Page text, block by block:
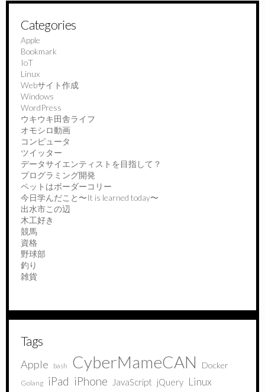
Categories
Apple
Bookmark
IoT
Linux
Webサイト作成
Windows
WordPress
ウキウキ田舎ライフ
オモシロ動画
コンピュータ
ツイッター
データサイエンティストを目指して？
プログラミング開発
ペットはボーダーコリー
今日学んだこと〜It is learned today〜
出水市この辺
木工好き
競馬
資格
野球部
釣り
雑貨
Tags
Apple bash CyberMameCAN Docker
Golang iPad iPhone JavaScript jQuery Linux